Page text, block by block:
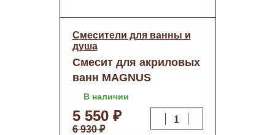
Смесители для ванны и
душа
Смесит для акриловых
ванн MAGNUS
шаровый нерж.сталь
(9190) о/н
В наличии
5 550 ₽
6 930 ₽